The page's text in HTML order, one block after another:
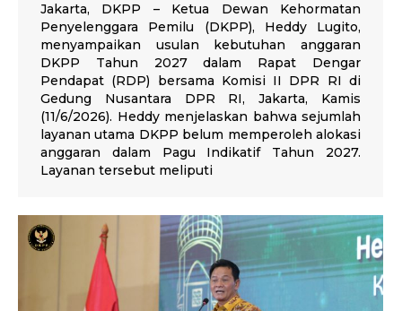
Jakarta, DKPP – Ketua Dewan Kehormatan
Penyelenggara Pemilu (DKPP), Heddy Lugito,
menyampaikan usulan kebutuhan anggaran
DKPP Tahun 2027 dalam Rapat Dengar
Pendapat (RDP) bersama Komisi II DPR RI di
Gedung Nusantara DPR RI, Jakarta, Kamis
(11/6/2026). Heddy menjelaskan bahwa sejumlah
layanan utama DKPP belum memperoleh alokasi
anggaran dalam Pagu Indikatif Tahun 2027.
Layanan tersebut meliputi